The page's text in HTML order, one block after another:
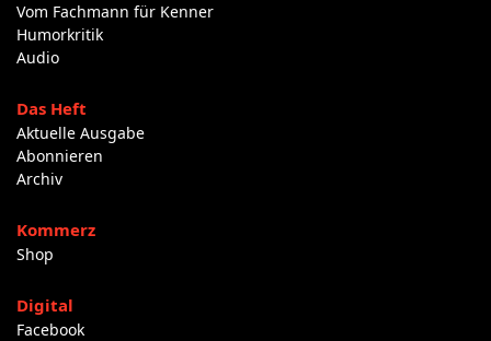
Vom Fachmann für Kenner
Humorkritik
Audio
Das Heft
Aktuelle Ausgabe
Abonnieren
Archiv
Kommerz
Shop
Digital
Facebook